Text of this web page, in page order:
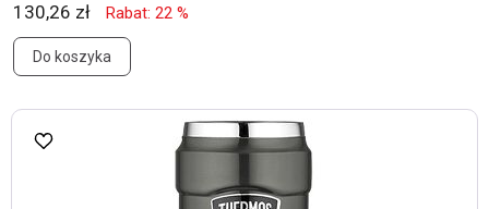
130,26 zł Rabat: 22 %
Do koszyka